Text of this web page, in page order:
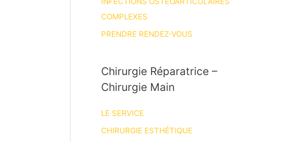
COMPLEXES
PRENDRE RENDEZ-VOUS
Chirurgie Réparatrice –
Chirurgie Main
LE SERVICE
CHIRURGIE ESTHÉTIQUE